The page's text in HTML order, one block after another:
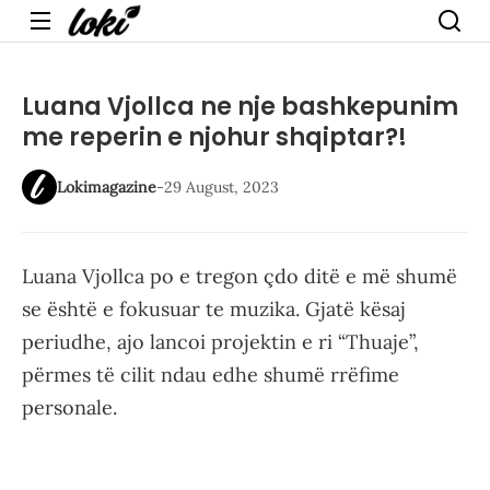
Menu
Luana Vjollca ne nje bashkepunim
me reperin e njohur shqiptar?!
Lokimagazine-29 August, 2023
Luana Vjollca po e tregon çdo ditë e më shumë
se është e fokusuar te muzika. Gjatë kësaj
periudhe, ajo lancoi projektin e ri “Thuaje”,
përmes të cilit ndau edhe shumë rrëfime
personale.